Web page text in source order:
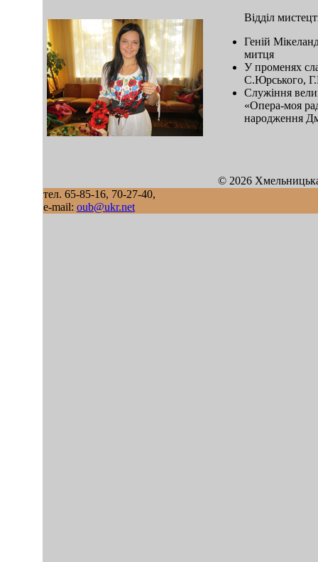
mod sb vertikal
Відділ
Геній
митця
У променях
С.Юрського,
Служіння
«Опера-моя
народження
© 2026
тел. 65-85-16, 70-27-40,
e-mail: oub@ukr.net